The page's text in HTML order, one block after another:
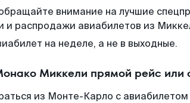
внимание на лучшие
и распродажи авиабилетов из
на неделе, а не в выходные.
Миккели прямой рейс или
из Монте-Карло с авиабилетом